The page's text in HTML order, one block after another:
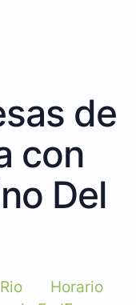
de
con
Del
Horario